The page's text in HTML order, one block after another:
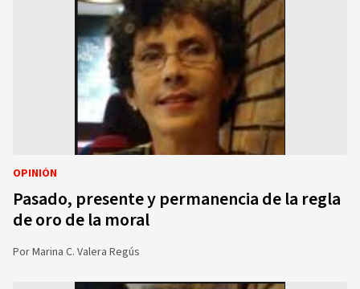
OPINIÓN
Pasado, presente y permanencia de la regla
de oro de la moral
PorMarina C. Valera Regús